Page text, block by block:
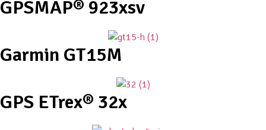
GPSMAP® 923xsv
Garmin GT15M
GPS ETrex® 32x